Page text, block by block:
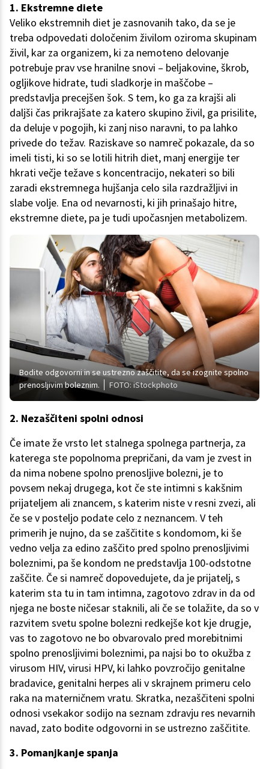
1. Ekstremne diete
Veliko ekstremnih diet je zasnovanih tako, da se je
treba odpovedati določenim živilom oziroma skupinam
živil, kar za organizem, ki za nemoteno delovanje
potrebuje prav vse hranilne snovi – beljakovine, škrob,
ogljikove hidrate, tudi sladkorje in maščobe –
predstavlja precejšen šok. S tem, ko ga za krajši ali
daljši čas prikrajšate za katero skupino živil, ga prisilite,
da deluje v pogojih, ki zanj niso naravni, to pa lahko
privede do težav. Raziskave so namreč pokazale, da so
imeli tisti, ki so se lotili hitrih diet, manj energije ter
hkrati večje težave s koncentracijo, nekateri so bili
zaradi ekstremnega hujšanja celo sila razdražljivi in
slabe volje. Ena od nevarnosti, ki jih prinašajo hitre,
ekstremne diete, pa je tudi upočasnjen metabolizem.
Bodite odgovorni in se ustrezno zaščitite, da se izognite spolno
prenosljivim boleznim.
FOTO: iStockphoto
2. Nezaščiteni spolni odnosi
Če imate že vrsto let stalnega spolnega partnerja, za
katerega ste popolnoma prepričani, da vam je zvest in
da nima nobene spolno prenosljive bolezni, je to
povsem nekaj drugega, kot če ste intimni s kakšnim
prijateljem ali znancem, s katerim niste v resni zvezi, ali
če se v posteljo podate celo z neznancem. V teh
primerih je nujno, da se zaščitite s kondomom, ki še
vedno velja za edino zaščito pred spolno prenosljivimi
boleznimi, pa še kondom ne predstavlja 100-odstotne
zaščite. Če si namreč dopovedujete, da je prijatelj, s
katerim sta tu in tam intimna, zagotovo zdrav in da od
njega ne boste ničesar staknili, ali če se tolažite, da so v
razvitem svetu spolne bolezni redkejše kot kje drugje,
vas to zagotovo ne bo obvarovalo pred morebitnimi
spolno prenosljivimi boleznimi, pa najsi bo to okužba z
virusom HIV, virusi HPV, ki lahko povzročijo genitalne
bradavice, genitalni herpes ali v skrajnem primeru celo
raka na materničnem vratu. Skratka, nezaščiteni spolni
odnosi vsekakor sodijo na seznam zdravju res nevarnih
navad, zato bodite odgovorni in se ustrezno zaščitite.
3. Pomanjkanje spanja